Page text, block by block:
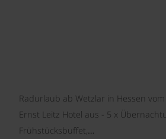
Radurlaub ab Wetzlar in Hessen vom
Ernst Leitz Hotel aus - 5 x
Frühstücksbuffet,…